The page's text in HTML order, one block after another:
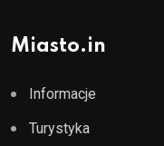
Miasto.in
Informacje
Turystyka